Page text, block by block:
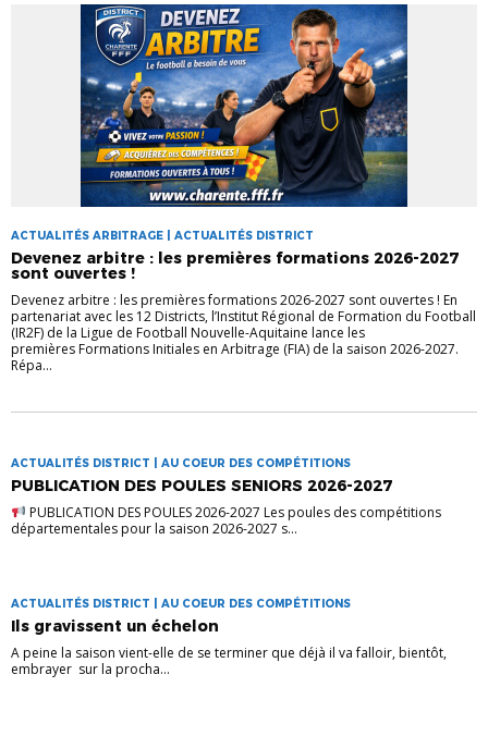
ACTUALITÉS ARBITRAGE | ACTUALITÉS DISTRICT
Devenez arbitre : les premières formations 2026-2027
sont ouvertes !
Devenez arbitre : les premières formations 2026-2027 sont ouvertes ! En
partenariat avec les 12 Districts, l’Institut Régional de Formation du Football
(IR2F) de la Ligue de Football Nouvelle-Aquitaine lance les
premières Formations Initiales en Arbitrage (FIA) de la saison 2026-2027.
Répa...
ACTUALITÉS DISTRICT | AU COEUR DES COMPÉTITIONS
PUBLICATION DES POULES SENIORS 2026-2027
PUBLICATION DES POULES 2026-2027 Les poules des compétitions
départementales pour la saison 2026-2027 s...
ACTUALITÉS DISTRICT | AU COEUR DES COMPÉTITIONS
Ils gravissent un échelon
A peine la saison vient-elle de se terminer que déjà il va falloir, bientôt,
embrayer sur la procha...